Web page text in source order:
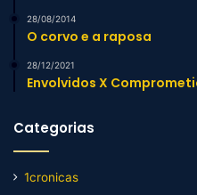
28/08/2014
O corvo e a raposa
28/12/2021
Envolvidos X
Categorias
1cronicas